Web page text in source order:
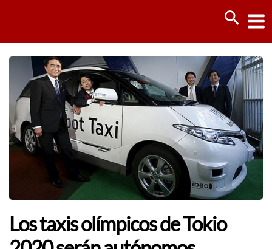
Los taxis olímpicos de Tokio